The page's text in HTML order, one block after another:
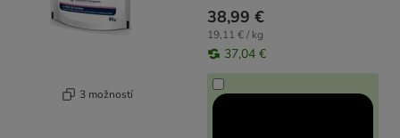
3 možností
38,99 €
19,11 € / kg
37,04 €